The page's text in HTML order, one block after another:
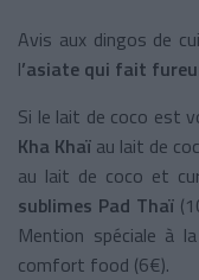
Avis aux dingos de
l’asiate qui fait
Si le lait de coco est
Kha Khaï au lait de
au lait de coco et
sublimes Pad Thaï
Mention spéciale à
comfort food (6€).